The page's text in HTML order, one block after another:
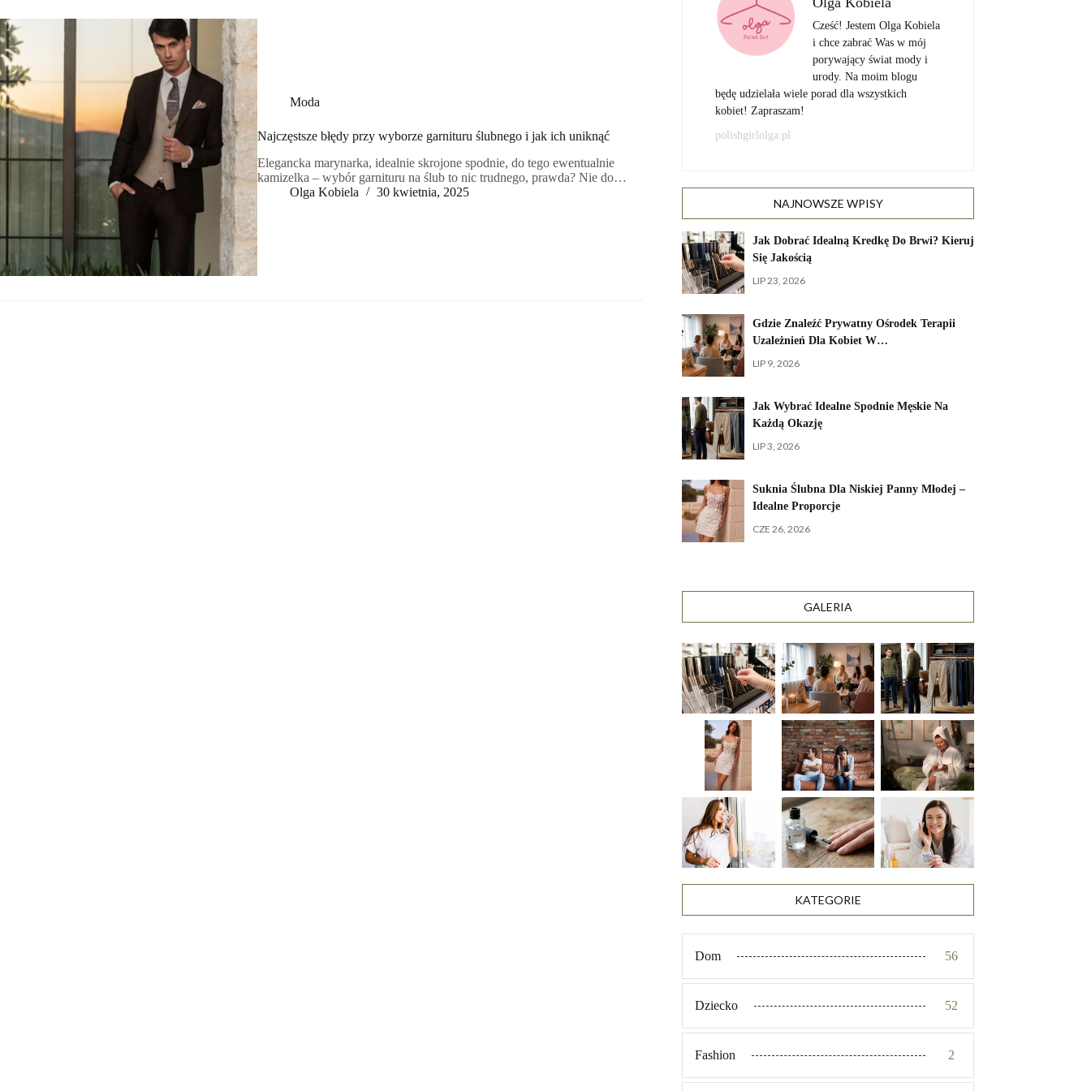
Moda
Najczęstsze błędy przy wyborze garnituru ślubnego i jak ich uniknąć
Elegancka marynarka, idealnie skrojone spodnie, do tego ewentualnie
kamizelka – wybór garnituru na ślub to nic trudnego, prawda? Nie do…
Olga Kobiela
30 kwietnia, 2025
Cześć! Jestem Olga Kobiela
i chce zabrać Was w mój
porywający świat mody i
urody. Na moim blogu
będę udzielała wiele porad dla wszystkich
kobiet! Zapraszam!
polishgirlolga.pl
NAJNOWSZE WPISY
Jak Dobrać Idealną Kredkę Do Brwi? Kieruj
Się Jakością
LIP 23, 2026
Gdzie Znaleźć Prywatny Ośrodek Terapii
Uzależnień Dla Kobiet W…
LIP 9, 2026
Jak Wybrać Idealne Spodnie Męskie Na
Każdą Okazję
LIP 3, 2026
Suknia Ślubna Dla Niskiej Panny Młodej –
Idealne Proporcje
CZE 26, 2026
GALERIA
KATEGORIE
Dom 56
Dziecko 52
Fashion 2